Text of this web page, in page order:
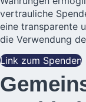
vertrauliche
eine transparente
die Verwendung
Link zum Spenden